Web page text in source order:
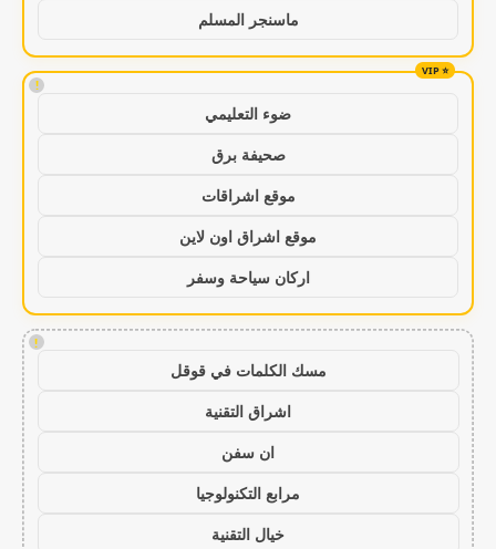
ماسنجر المسلم
!
ضوء التعليمي
صحيفة برق
موقع اشراقات
موقع اشراق اون لاين
اركان سياحة وسفر
!
مسك الكلمات في قوقل
اشراق التقنية
ان سفن
مرابع التكنولوجيا
خيال التقنية